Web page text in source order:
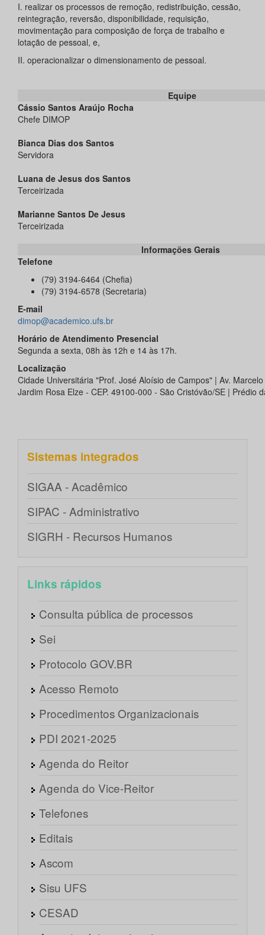
I. realizar os processos de remoção, redistribuição, cessão,
reintegração, reversão, disponibilidade, requisição,
movimentação para composição de força de trabalho e
lotação de pessoal, e,
II. operacionalizar o dimensionamento de pessoal.
Equipe
Cássio Santos Araújo Rocha
Chefe DIMOP
Bianca Dias dos Santos
Servidora
Luana de Jesus dos Santos
Terceirizada
Marianne Santos De Jesus
Terceirizada
Informações Gerais
Telefone
(79) 3194-6464 (Chefia)
(79) 3194-6578 (Secretaria)
E-mail
dimop@academico.ufs.br
Horário de Atendimento Presencial
Segunda a sexta, 08h às 12h e 14 às 17h.
Localização
Cidade Universitária "Prof. José Aloísio de Campos" | Av.
Jardim Rosa Elze - CEP. 49100-000 - São Cristóvão/SE | Prédio
Sistemas integrados
SIGAA - Acadêmico
SIPAC - Administrativo
SIGRH - Recursos Humanos
Links rápidos
Consulta pública de processos
Sei
Protocolo GOV.BR
Acesso Remoto
Procedimentos Organizacionais
PDI 2021-2025
Agenda do Reitor
Agenda do Vice-Reitor
Telefones
Editais
Ascom
Sisu UFS
CESAD